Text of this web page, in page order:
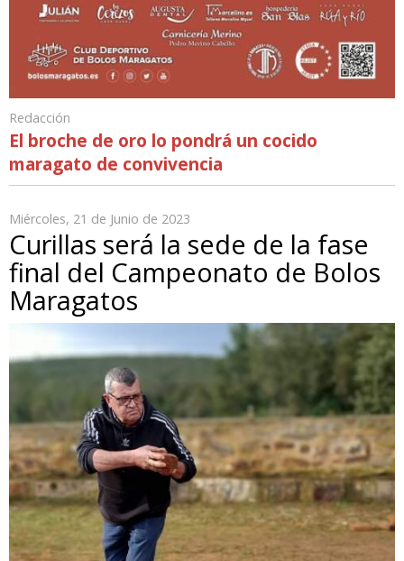
Redacción
El broche de oro lo pondrá un cocido
maragato de convivencia
Miércoles, 21 de Junio de 2023
Curillas será la sede de la fase
final del Campeonato de Bolos
Maragatos